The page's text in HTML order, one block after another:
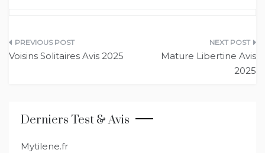
Navigation
Voisins Solitaires Avis 2025
Mature Libertine Avis
2025
Derniers Test & Avis
Mytilene.fr